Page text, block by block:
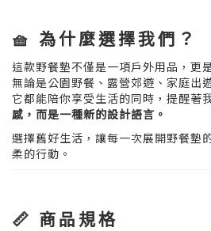
🧺 為什麼選擇我們？
這款野餐墊不僅是一項戶外用品，更
無論是公園野餐、露營郊遊、家庭出
它都能陪你享受生活的同時，提醒著
感，而是一種新的設計語言。
選擇舊好生活，讓每一次展開野餐墊
柔的行動。
📏 商品規格